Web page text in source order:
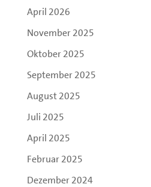
April 2026
November 2025
Oktober 2025
September 2025
August 2025
Juli 2025
April 2025
Februar 2025
Dezember 2024